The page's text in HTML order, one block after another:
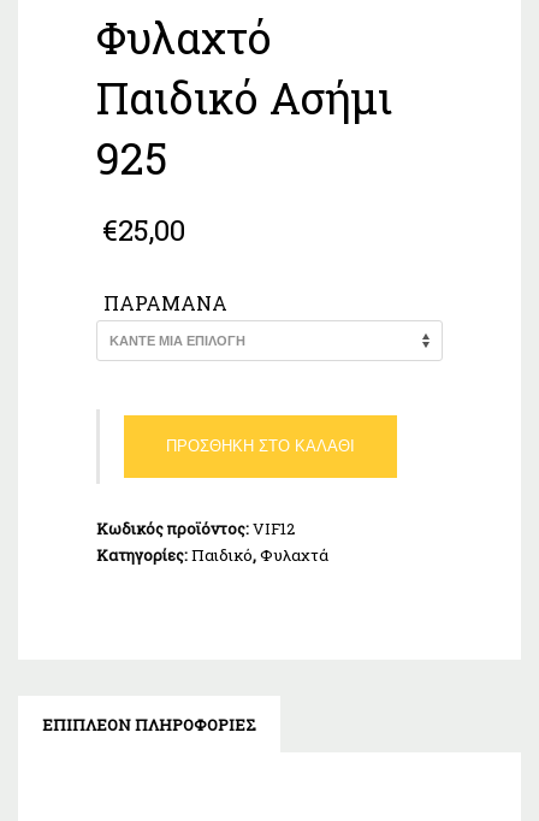
Φυλαχτό
Παιδικό Ασήμι
925
€25,00
ΠΑΡΑΜΆΝΑ
Παιδικό
Ασήμι
ποσότητα
ΠΡΟΣΘΉΚΗ ΣΤΟ ΚΑΛΆΘΙ
Κωδικός προϊόντος:VIF12
Κατηγορίες:Παιδικό,Φυλαχτά
ΕΠΙΠΛΈΟΝ ΠΛΗΡΟΦΟΡΊΕΣ